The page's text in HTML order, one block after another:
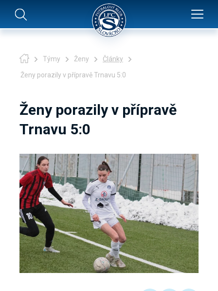
Týmy Ženy Články
Ženy porazily v přípravě Trnavu 5:0
Ženy porazily v přípravě
Trnavu 5:0